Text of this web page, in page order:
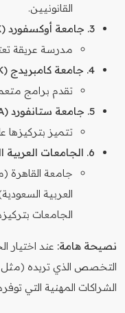
القانونيين.
3. جامعة أوكسفورد (University of Oxford – UK):
مدرسة عريقة
4. جامعة كامبريدج (University of Cambridge – UK):
تقدم برامج
5. جامعة ستانفورد (Stanford University – USA):
تتميز بتركيزها
6. الجامعات العربية المتميزة (أمثلة):
جامعة القاهرة
العربية
الجامعات
نصيحة هامة: عند اختيار
التخصص الذي تريده (مثل
الشراكات المهنية التي